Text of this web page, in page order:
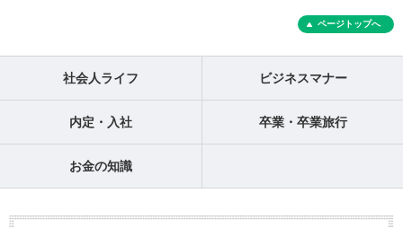
ページトップへ
社会人ライフ ビジネスマナー
内定・入社 卒業・卒業旅行
お金の知識